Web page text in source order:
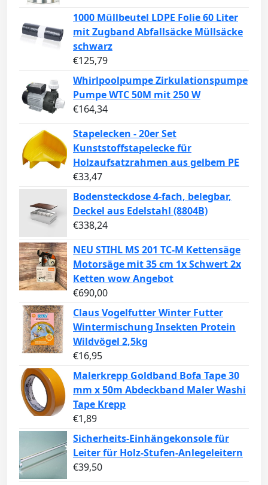
1000 Müllbeutel LDPE Folie 60 Liter
mit Zugband Abfallsäcke Müllsäcke
schwarz
€125,79
Whirlpoolpumpe Zirkulationspumpe
Pumpe WTC 50M mit 250 W
€164,34
Stapelecken - 20er Set
Kunststoffstapelecke für
Holzaufsatzrahmen aus gelbem PE
€33,47
Bodensteckdose 4-fach, belegbar,
Deckel aus Edelstahl (8804B)
€338,24
NEU STIHL MS 201 TC-M Kettensäge
Motorsäge mit 35 cm 1x Schwert 2x
Ketten wow Angebot
€690,00
Claus Vogelfutter Winter Futter
Wintermischung Insekten Protein
Wildvögel 2,5kg
€16,95
Malerkrepp Goldband Bofa Tape 30
mm x 50m Abdeckband Maler Washi
Tape Krepp
€1,89
Sicherheits-Einhängekonsole für
Leiter für Holz-Stufen-Anlegeleitern
€39,50